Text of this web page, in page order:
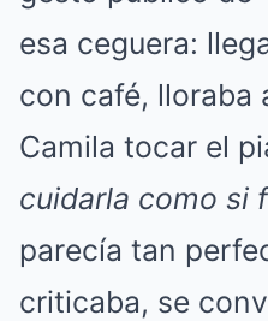
esa ceguera:
con café, lloraba
Camila tocar el
cuidarla como si
parecía tan
criticaba, se